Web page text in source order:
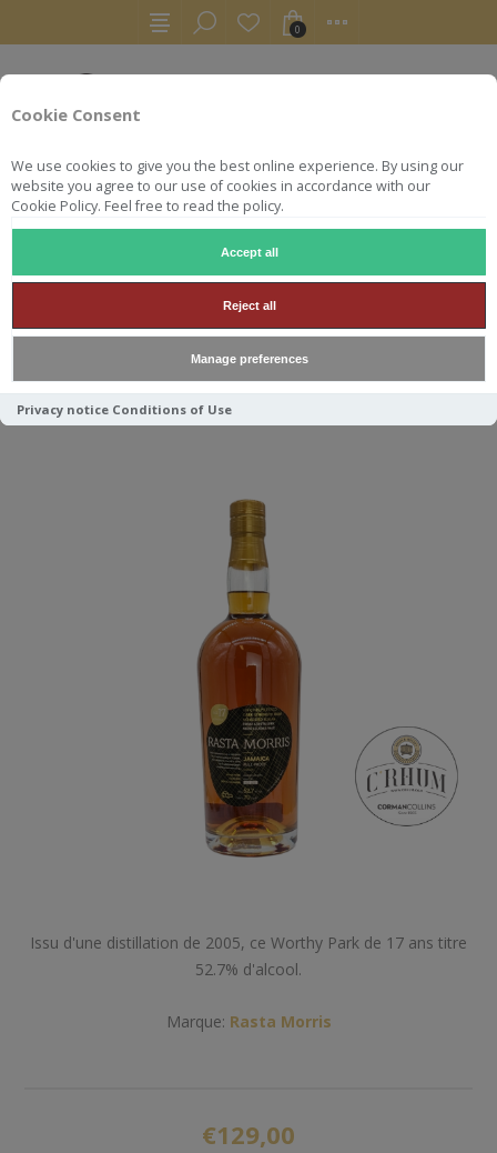
Cookie Consent
We use cookies to give you the best online experience. By using our
website you agree to our use of cookies in accordance with our
Cookie Policy. Feel free to read the policy.
Accept all
Reject all
Manage preferences
Privacy notice Conditions of Use
0
JAMAICA 17Y RASTA MORRIS
2005 52.7° 70CL
Issu d'une distillation de 2005, ce Worthy Park de 17 ans titre
52.7% d'alcool.
Marque: Rasta Morris
€129,00